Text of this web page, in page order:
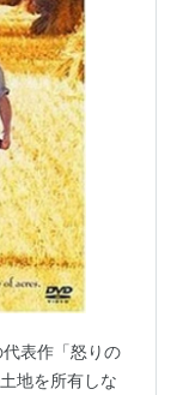
表作「怒りの
地を所有しな